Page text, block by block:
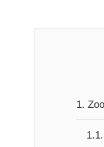
1.
1.1.